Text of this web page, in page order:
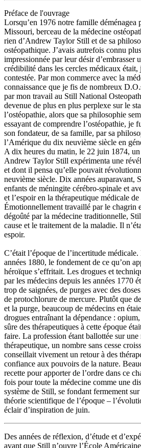
Préface de l'ouvrage
Lorsqu’en 1976 notre famille
Missouri, berceau de la médecine
rien d’Andrew Taylor Still et de sa
ostéopathique. J’avais autrefois connu
impressionnée par leur désir d’embrasser
crédibilité dans les cercles médicaux était,
contestée. Par mon commerce avec la
connaissance que je fis de nombreux
par mon travail au Still National
devenue de plus en plus perplexe sur le
l’ostéopathie, alors que sa philosophie
essayant de comprendre l’ostéopathie, je
son fondateur, de sa famille, par sa
l’Amérique du dix neuvième siècle en
A dix heures du matin, le 22 juin 1874,
Andrew Taylor Still expérimenta une
et dont il pensa qu’elle pouvait
neuvième siècle. Dix années auparavant,
enfants de méningite cérébro-spinale et
et l’espoir en la thérapeutique médicale de
Émotionnellement travaillé par le chagrin
dégoûté par la médecine traditionnelle,
cause et le traitement de la maladie. Il
espoir.
C’était l’époque de l’incertitude
années 1880, le fondement de ce qu’on
héroïque s’effritait. Les drogues et
par les médecins depuis les années 1770
trop de saignées, de purges avec des
de protochlorure de mercure. Plutôt que
et la purge, beaucoup de médecins en
drogues entraînant la dépendance :
sûre des thérapeutiques à cette époque
faire. La profession étant ballottée sur
thérapeutique, un nombre sans cesse
conseillait vivement un retour à des
confiance aux pouvoirs de la nature.
recette pour apporter de l’ordre dans ce
fois pour toute la médecine comme une
système de Still, se fondant fermement
théorie scientifique de l’époque –
éclair d’inspiration de juin.
Des années de réflexion, d’étude et
avant que Still n’ouvre l’École